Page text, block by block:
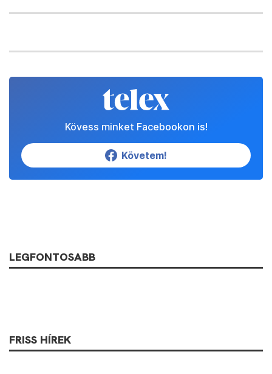
Kövess minket Facebookon is!
Követem!
LEGFONTOSABB
FRISS HÍREK